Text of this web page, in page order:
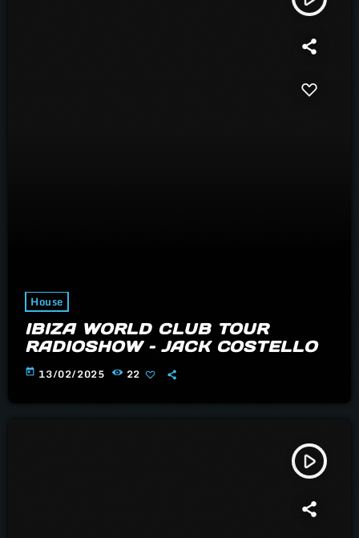
House
IBIZA WORLD CLUB TOUR
RADIOSHOW – JACK COSTELLO
today 13/02/2025 22
play_arrow